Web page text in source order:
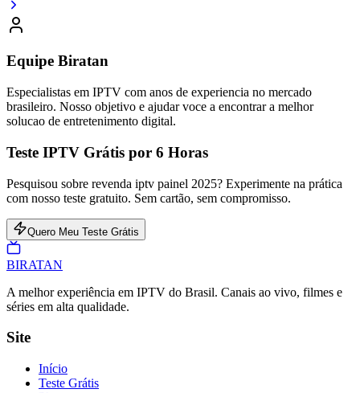
Equipe Biratan
Especialistas em IPTV com anos de experiencia no mercado
brasileiro. Nosso objetivo e ajudar voce a encontrar a melhor
solucao de entretenimento digital.
Teste IPTV Grátis por 6 Horas
Pesquisou sobre revenda iptv painel 2025? Experimente na prática
com nosso teste gratuito. Sem cartão, sem compromisso.
Quero Meu Teste Grátis
BIRATAN
A melhor experiência em IPTV do Brasil. Canais ao vivo, filmes e
séries em alta qualidade.
Site
Início
Teste Grátis